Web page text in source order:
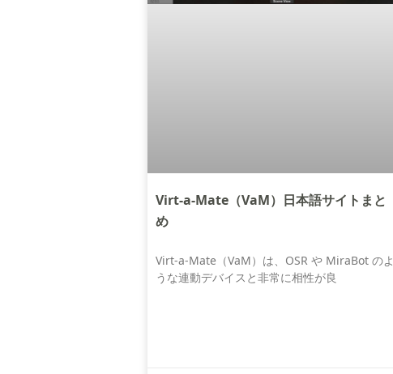
Virt-a-Mate（VaM）日本語サイトまと
め
Virt-a-Mate（VaM）は、OSR や MiraBot のよ
うな連動デバイスと非常に相性が良